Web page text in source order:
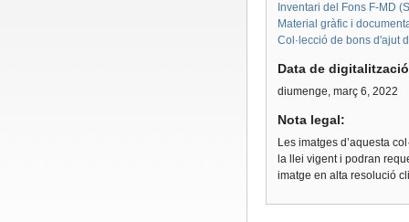
Inventari del Fons F-MD
Material gràfic i
Col·lecció de bons d'ajut
Data de
diumenge, març 6, 2022
Nota legal:
Les imatges d’aquesta
la llei vigent i podran
imatge en alta resolució